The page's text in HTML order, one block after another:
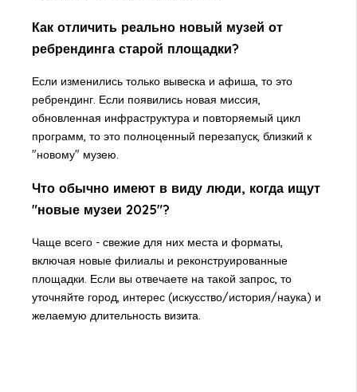
Как отличить реально новый музей от
ребрендинга старой площадки?
Если изменились только вывеска и афиша, то это
ребрендинг. Если появились новая миссия,
обновленная инфраструктура и повторяемый цикл
программ, то это полноценный перезапуск, близкий к
"новому" музею.
Что обычно имеют в виду люди, когда ищут
"новые музеи 2025"?
Чаще всего - свежие для них места и форматы,
включая новые филиалы и реконструированные
площадки. Если вы отвечаете на такой запрос, то
уточняйте город, интерес (искусство/история/наука) и
желаемую длительность визита.